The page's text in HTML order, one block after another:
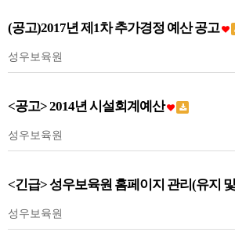
(공고)2017년 제1차 추가경정 예산 공고
성우보육원
<공고> 2014년 시설회계예산
성우보육원
<긴급> 성우보육원 홈페이지 관리(유지
성우보육원